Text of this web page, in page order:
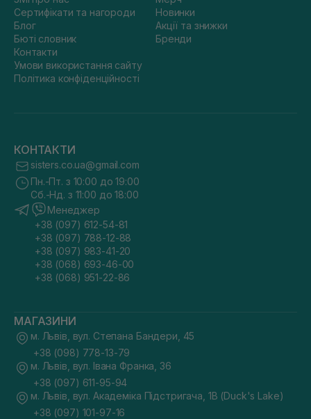
Приділяйте увагу таким дрібницям. Тоді ви збережете
структуру та зменшите механічні пошкодження.
Де купити аксесуари для волосся онлайн?
Запрошуємо покупців ознайомитися з каталогом і цінами на
нього нотку практичності та краси.​
Сертифікати та нагороди
Блог
Бюті словник
Контакти
Умови використання сайту
Політика конфіденційності
Новинки
Акції та знижки
Бренди
КОНТАКТИ
sisters.co.ua@gmail.com
Пн.-Пт. з 10:00 до 19:00
Сб.-Нд. з 11:00 до 18:00
Менеджер
+38 (097) 612-54-81
+38 (097) 788-12-88
+38 (097) 983-41-20
+38 (068) 693-46-00
+38 (068) 951-22-86
МАГАЗИНИ
м. Львів, вул. Степана Бандери, 45
+38 (098) 778-13-79
м. Львів, вул. Івана Франка, 36
+38 (097) 611-95-94
м. Львів, вул. Академіка Підстригача, 1В (Duck's Lake)
+38 (097) 101-97-16